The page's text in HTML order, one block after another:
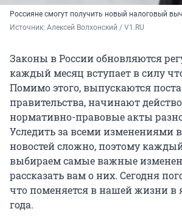
Россияне смогут получить новый налоговый
Источник: Алексей Волхонский / V1.RU
Законы в России обновляются
каждый месяц вступает в силу
Помимо этого, выпускаются
правительства, начинают
нормативно-правовые акты
Уследить за всеми изменениями
новостей сложно, поэтому
выбираем самые важные
рассказать вам о них. Сегодня
что поменяется в нашей жизни в
года.